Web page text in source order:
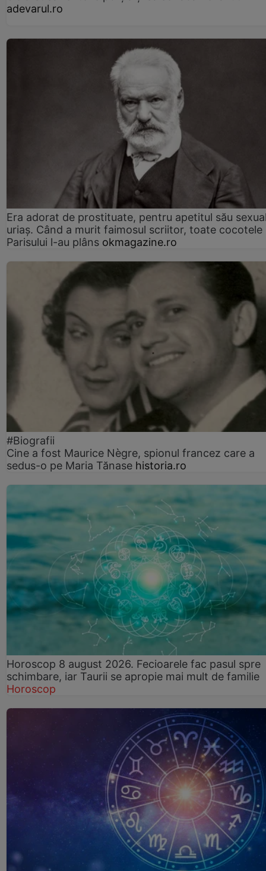
adevarul.ro
Era adorat de prostituate, pentru apetitul său
uriaș. Când a murit faimosul scriitor, toate cocotele
Parisului l-au plâns okmagazine.ro
#Biografii
Cine a fost Maurice Nègre, spionul francez care a
sedus-o pe Maria Tănase historia.ro
Horoscop 8 august 2026. Fecioarele fac pasul spre
schimbare, iar Taurii se apropie mai mult de familie
Horoscop